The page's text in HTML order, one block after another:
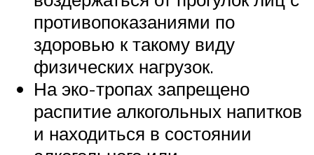
противопоказаниями по
здоровью к такому виду
физических нагрузок.
На эко-тропах запрещено
распитие алкогольных напитков
и находиться в состоянии